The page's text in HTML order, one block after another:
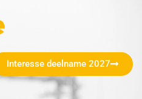
Interesse deelname 2027